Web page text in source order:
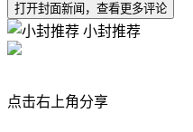
打开封面新闻，查看更多评论
小封推荐
点击右上角分享